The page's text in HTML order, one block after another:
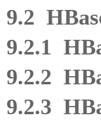
9.2
9.2.1
9.2.2
9.2.3